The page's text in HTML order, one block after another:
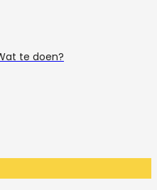
te doen?